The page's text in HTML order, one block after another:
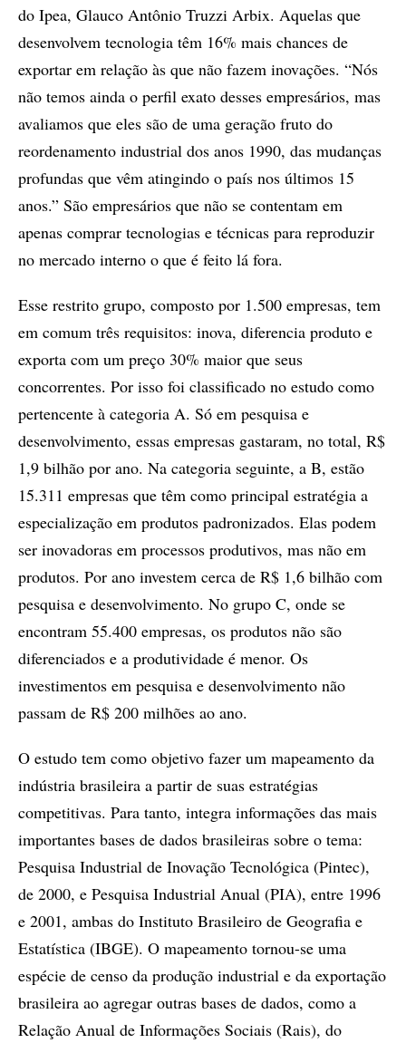
do Ipea, Glauco Antônio Truzzi Arbix. Aquelas que
desenvolvem tecnologia têm 16% mais chances de
exportar em relação às que não fazem inovações. “Nós
não temos ainda o perfil exato desses empresários, mas
avaliamos que eles são de uma geração fruto do
reordenamento industrial dos anos 1990, das mudanças
profundas que vêm atingindo o país nos últimos 15
anos.” São empresários que não se contentam em
apenas comprar tecnologias e técnicas para reproduzir
no mercado interno o que é feito lá fora.
Esse restrito grupo, composto por 1.500 empresas, tem
em comum três requisitos: inova, diferencia produto e
exporta com um preço 30% maior que seus
concorrentes. Por isso foi classificado no estudo como
pertencente à categoria A. Só em pesquisa e
desenvolvimento, essas empresas gastaram, no total, R$
1,9 bilhão por ano. Na categoria seguinte, a B, estão
15.311 empresas que têm como principal estratégia a
especialização em produtos padronizados. Elas podem
ser inovadoras em processos produtivos, mas não em
produtos. Por ano investem cerca de R$ 1,6 bilhão com
pesquisa e desenvolvimento. No grupo C, onde se
encontram 55.400 empresas, os produtos não são
diferenciados e a produtividade é menor. Os
investimentos em pesquisa e desenvolvimento não
passam de R$ 200 milhões ao ano.
O estudo tem como objetivo fazer um mapeamento da
indústria brasileira a partir de suas estratégias
competitivas. Para tanto, integra informações das mais
importantes bases de dados brasileiras sobre o tema:
Pesquisa Industrial de Inovação Tecnológica (Pintec),
de 2000, e Pesquisa Industrial Anual (PIA), entre 1996
e 2001, ambas do Instituto Brasileiro de Geografia e
Estatística (IBGE). O mapeamento tornou-se uma
espécie de censo da produção industrial e da exportação
brasileira ao agregar outras bases de dados, como a
Relação Anual de Informações Sociais (Rais), do